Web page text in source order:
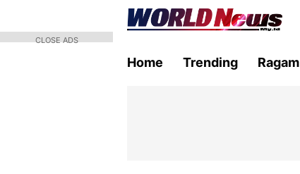
Home Trending Ragam
CLOSE ADS